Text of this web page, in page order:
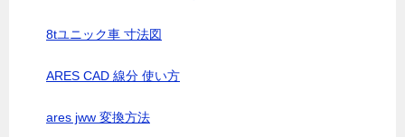
8tユニック車 寸法図
ARES CAD 線分 使い方
ares jww 変換方法